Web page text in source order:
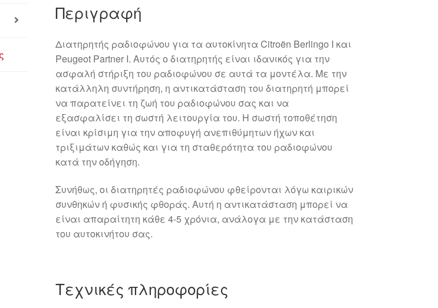
Περιγραφή
Διατηρητής ραδιοφώνου για τα αυτοκίνητα Citroën Berlingo I και
Peugeot Partner I. Αυτός ο διατηρητής είναι ιδανικός για την
ασφαλή στήριξη του ραδιοφώνου σε αυτά τα μοντέλα. Με την
κατάλληλη συντήρηση, η αντικατάσταση του διατηρητή μπορεί
να παρατείνει τη ζωή του ραδιοφώνου σας και να
εξασφαλίσει τη σωστή λειτουργία του. Η σωστή τοποθέτηση
είναι κρίσιμη για την αποφυγή ανεπιθύμητων ήχων και
τριξιμάτων καθώς και για τη σταθερότητα του ραδιοφώνου
κατά την οδήγηση.
Συνήθως, οι διατηρητές ραδιοφώνου φθείρονται λόγω καιρικών
συνθηκών ή φυσικής φθοράς. Αυτή η αντικατάσταση μπορεί να
είναι απαραίτητη κάθε 4-5 χρόνια, ανάλογα με την κατάσταση
του αυτοκινήτου σας.
Τεχνικές πληροφορίες